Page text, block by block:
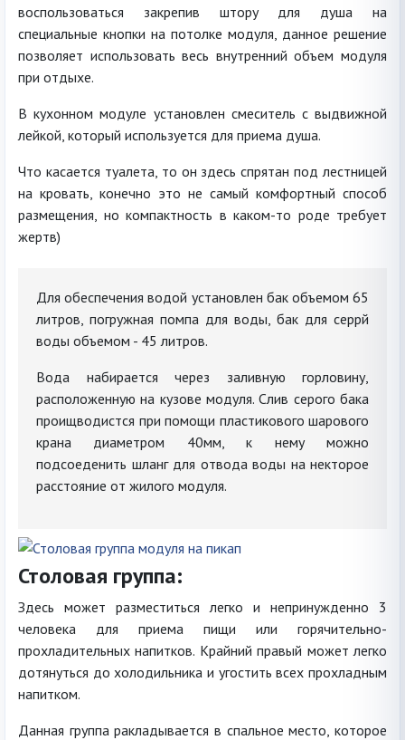
воспользоваться закрепив штору для душа на
специальные кнопки на потолке модуля, данное решение
позволяет использовать весь внутренний объем модуля
при отдыхе.
В кухонном модуле установлен смеситель с выдвижной
лейкой, который используется для приема душа.
Что касается туалета, то он здесь спрятан под лестницей
на кровать, конечно это не самый комфортный способ
размещения, но компактность в каком-то роде требует
жертв)
Для обеспечения водой установлен бак объемом 65
литров, погружная помпа для воды, бак для серрй
воды объемом - 45 литров.
Вода набирается через заливную горловину,
расположенную на кузове модуля. Слив серого бака
проищводистся при помощи пластикового шарового
крана диаметром 40мм, к нему можно
подсоеденить шланг для отвода воды на некторое
расстояние от жилого модуля.
Столовая группа:
Здесь может разместиться легко и непринужденно 3
человека для приема пищи или горячительно-
прохладительных напитков. Крайний правый может легко
дотянуться до холодильника и угостить всех прохладным
напитком.
Данная группа ракладывается в спальное место, которое